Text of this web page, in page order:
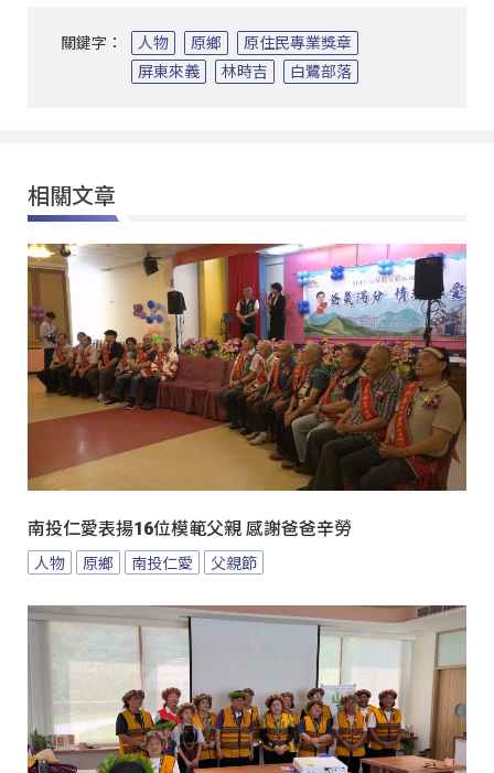
關鍵字： 人物 原鄉
原住民專業獎章
屏東來義
林時吉 白鷺部落
相關文章
南投仁愛表揚16位模範父親 感謝爸爸辛勞
人物 原鄉 南投仁愛 父親節